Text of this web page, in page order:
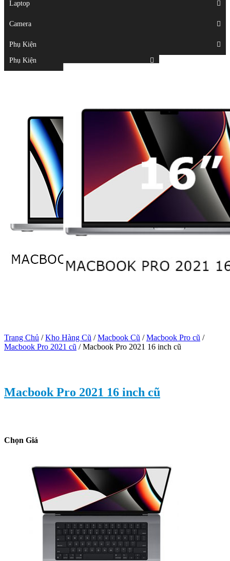
Laptop
Camera
Phụ Kiện
Laptop
Camera
Phụ Kiện
Top
Trang Chủ /Kho Hàng Cũ /Macbook Cũ /Macbook Pro cũ /
Macbook Pro 2021 cũ /Macbook Pro 2021 16 inch cũ
Macbook Pro 2021 16 inch cũ
Chọn Giá